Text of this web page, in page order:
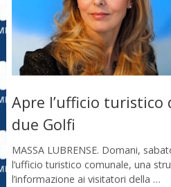
Apre l’ufficio turistico
due Golfi
MASSA LUBRENSE. Domani,
l’ufficio turistico comunale, una
l’informazione ai visitatori della …